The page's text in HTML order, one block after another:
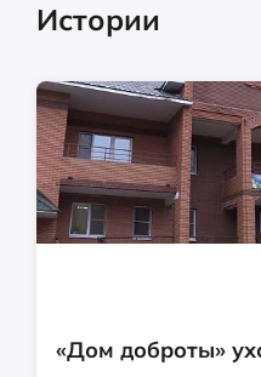
Истории
«Дом доброты»